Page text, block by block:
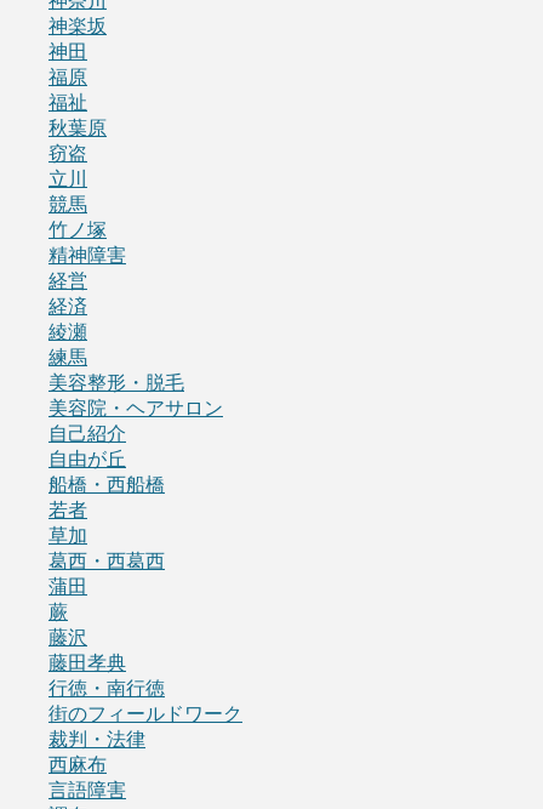
神楽坂
神田
福原
福祉
秋葉原
窃盗
立川
競馬
竹ノ塚
精神障害
経営
経済
綾瀬
練馬
美容整形・脱毛
美容院・ヘアサロン
自己紹介
自由が丘
船橋・西船橋
若者
草加
葛西・西葛西
蒲田
蕨
藤沢
藤田孝典
行徳・南行徳
街のフィールドワーク
裁判・法律
西麻布
言語障害